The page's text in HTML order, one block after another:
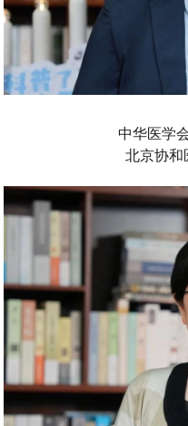
中华医学
北京协和